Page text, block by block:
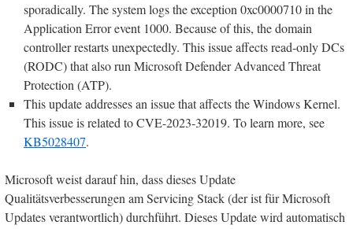
sporadically. The system logs the exception 0xc0000710 in the
Application Error event 1000. Because of this, the domain
controller restarts unexpectedly. This issue affects read-only DCs
(RODC) that also run Microsoft Defender Advanced Threat
Protection (ATP).
This update addresses an issue that affects the Windows Kernel.
This issue is related to CVE-2023-32019. To learn more, see
KB5028407.
Microsoft weist darauf hin, dass dieses Update
Qualitätsverbesserungen am Servicing Stack (der ist für Microsoft
Updates verantwortlich) durchführt. Dieses Update wird automatisch